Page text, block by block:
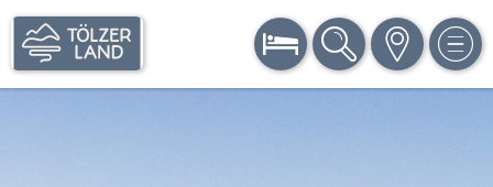
BUCHEN SUCHE KARTE MENÜ